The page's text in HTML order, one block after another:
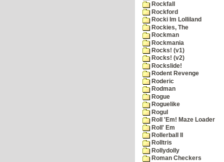
Rockfall
Rockford
Rocki Im Lolliland
Rockies, The
Rockman
Rockmania
Rocks! (v1)
Rocks! (v2)
Rockslide!
Rodent Revenge
Roderic
Rodman
Rogue
Roguelike
Rogul
Roll 'Em! Maze Loader
Roll' Em
Rollerball II
Rolltris
Rollydolly
Roman Checkers